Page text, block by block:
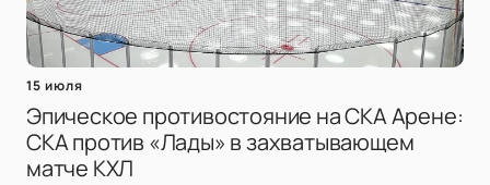
15 июля
Эпическое противостояние на СКА Арене:
СКА против «Лады» в захватывающем
матче КХЛ